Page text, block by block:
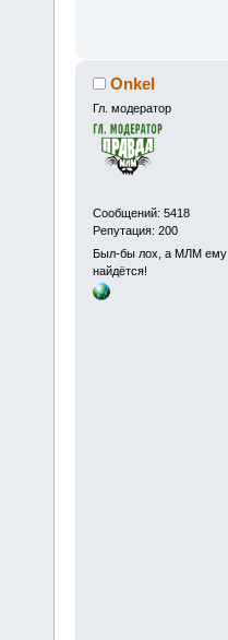
Onkel
Гл. модератор
Сообщений: 5418
Репутация: 200
Был-бы лох, а МЛМ ему
найдётся!